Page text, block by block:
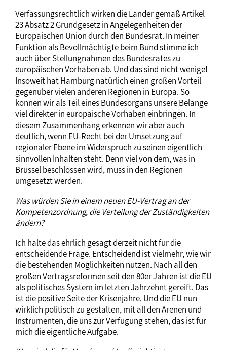
Verfassungsrechtlich wirken die Länder gemäß Artikel
23 Absatz 2 Grundgesetz in Angelegenheiten der
Europäischen Union durch den Bundesrat. In meiner
Funktion als Bevollmächtigte beim Bund stimme ich
auch über Stellungnahmen des Bundesrates zu
europäischen Vorhaben ab. Und das sind nicht wenige!
Insoweit hat Hamburg natürlich einen großen Vorteil
gegenüber vielen anderen Regionen in Europa. So
können wir als Teil eines Bundesorgans unsere Belange
viel direkter in europäische Vorhaben einbringen. In
diesem Zusammenhang erkennen wir aber auch
deutlich, wenn EU-Recht bei der Umsetzung auf
regionaler Ebene im Widerspruch zu seinen eigentlich
sinnvollen Inhalten steht. Denn viel von dem, was in
Brüssel beschlossen wird, muss in den Regionen
umgesetzt werden.
Was würden Sie in einem neuen EU-Vertrag an der
Kompetenzordnung, die Verteilung der Zuständigkeiten
ändern?
Ich halte das ehrlich gesagt derzeit nicht für die
entscheidende Frage. Entscheidend ist vielmehr, wie wir
die bestehenden Möglichkeiten nutzen. Nach all den
großen Vertragsreformen seit den 80er Jahren ist die EU
als politisches System im letzten Jahrzehnt gereift. Das
ist die positive Seite der Krisenjahre. Und die EU nun
wirklich politisch zu gestalten, mit all den Arenen und
Instrumenten, die uns zur Verfügung stehen, das ist für
mich die eigentliche Aufgabe.